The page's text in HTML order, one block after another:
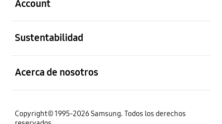
Account
Sustentabilidad
Acerca de nosotros
Copyright© 1995-2026 Samsung. Todos los derechos